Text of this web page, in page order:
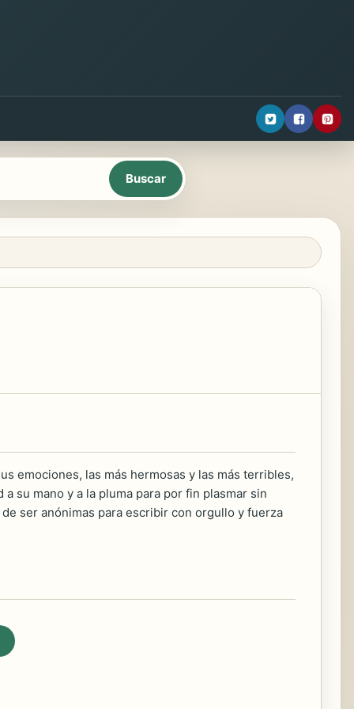
emociones, las más hermosas y las más terribles,
su mano y a la pluma para por fin plasmar sin
ser anónimas para escribir con orgullo y fuerza